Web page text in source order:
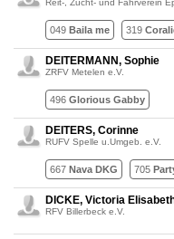
Reit-, Zucht- und Fahrverein
049 Baila me 319
DEITERMANN, Sophie
ZRFV Metelen e.V.
496 Glorious Gabby
DEITERS, Corinne
RUFV Spelle u.Umgeb. e.V.
667 Nava DKG 705
DICKE, Victoria
RFV Billerbeck e.V.